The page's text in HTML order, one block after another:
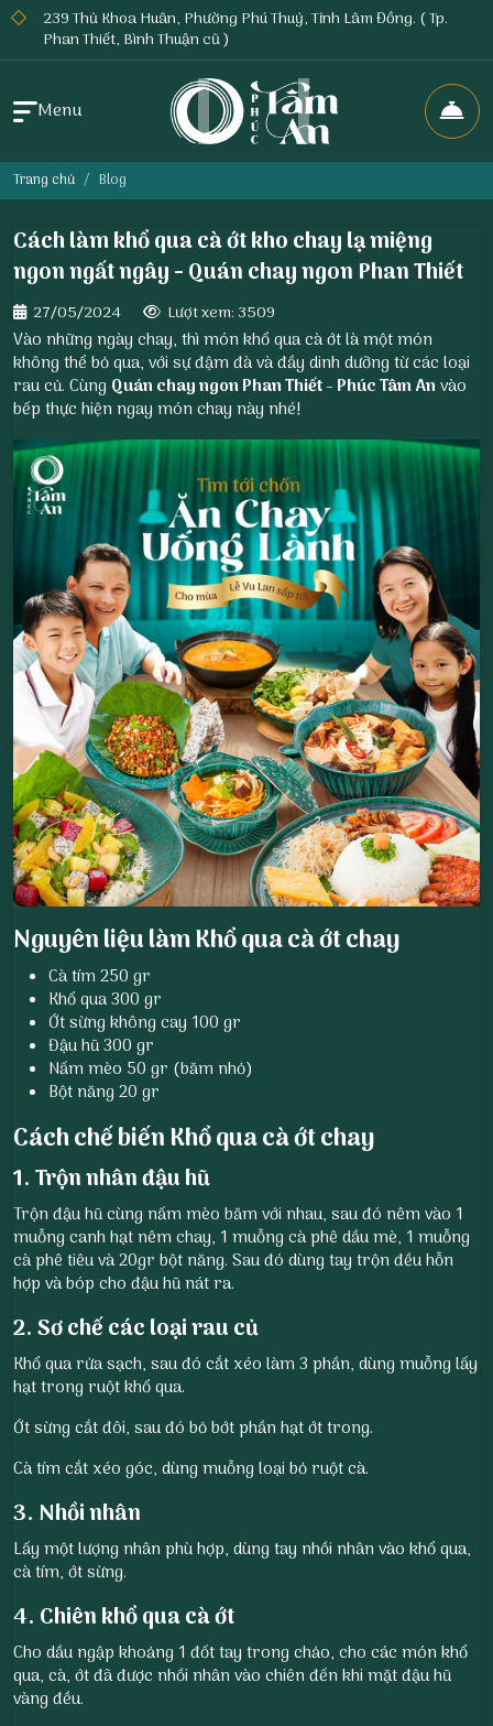
239 Thủ Khoa Huân, Phường Phú Thuỷ, Tỉnh Lâm Đồng. ( Tp.
Phan Thiết, Bình Thuận cũ )
Menu
Trang chủ Blog
Cách làm khổ qua cà ớt kho chay lạ miệng
ngon ngất ngây - Quán chay ngon Phan Thiết
27/05/2024 Lượt xem: 3509
Vào những ngày chay, thì món khổ qua cà ớt là một món
không thể bỏ qua, với sự đậm đà và đầy dinh dưỡng từ các loại
rau củ. Cùng Quán chay ngon Phan Thiết- Phúc Tâm Anvào
bếp thực hiện ngay món chay này nhé!
Nguyên liệu làm Khổ qua cà ớt chay
Cà tím 250 gr
Khổ qua 300 gr
Ớt sừng không cay 100 gr
Đậu hũ 300 gr
Nấm mèo 50 gr (băm nhỏ)
Bột năng 20 gr
Cách chế biến Khổ qua cà ớt chay
1. Trộn nhân đậu hũ
Trộn đậu hũ cùng nấm mèo băm với nhau, sau đó nêm vào 1
muỗng canh hạt nêm chay, 1 muỗng cà phê dầu mè, 1 muỗng
cà phê tiêu và 20gr bột năng. Sau đó dùng tay trộn đều hỗn
hợp và bóp cho đậu hũ nát ra.
2. Sơ chế các loại rau củ
Khổ qua rửa sạch, sau đó cắt xéo làm 3 phần, dùng muỗng lấy
hạt trong ruột khổ qua.
Ớt sừng cắt đôi, sau đó bỏ bớt phần hạt ớt trong.
Cà tím cắt xéo góc, dùng muỗng loại bỏ ruột cà.
3. Nhồi nhân
Lấy một lượng nhân phù hợp, dùng tay nhồi nhân vào khổ qua,
cà tím, ớt sừng.
4. Chiên khổ qua cà ớt
Cho dầu ngập khoảng 1 đốt tay trong chảo, cho các món khổ
qua, cà, ớt đã được nhồi nhân vào chiên đến khi mặt đậu hũ
vàng đều.